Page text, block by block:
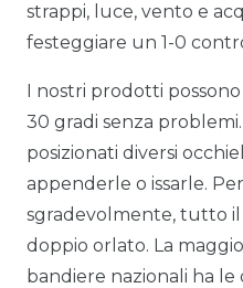
strappi, luce, vento e
festeggiare un 1-0
I nostri prodotti
30 gradi senza
posizionati diversi
appenderle o issarle.
sgradevolmente, tutto
doppio orlato. La
bandiere nazionali ha